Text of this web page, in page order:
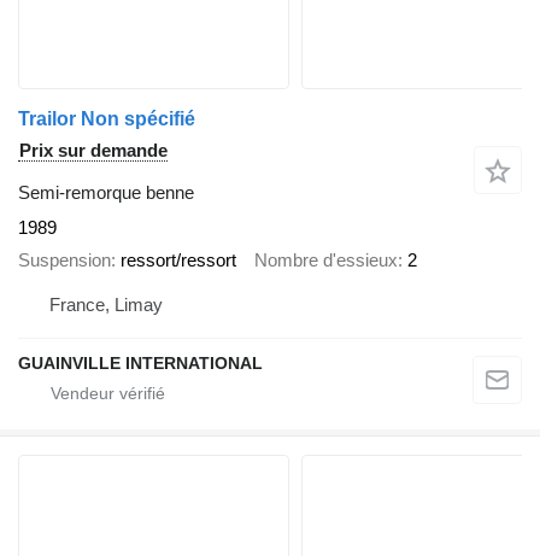
Trailor Non spécifié
Prix sur demande
Semi-remorque benne
1989
Suspension ressort/ressort Nombre d'essieux 2
France, Limay
GUAINVILLE INTERNATIONAL